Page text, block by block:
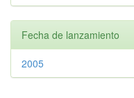
Fecha de lanzamiento
2005